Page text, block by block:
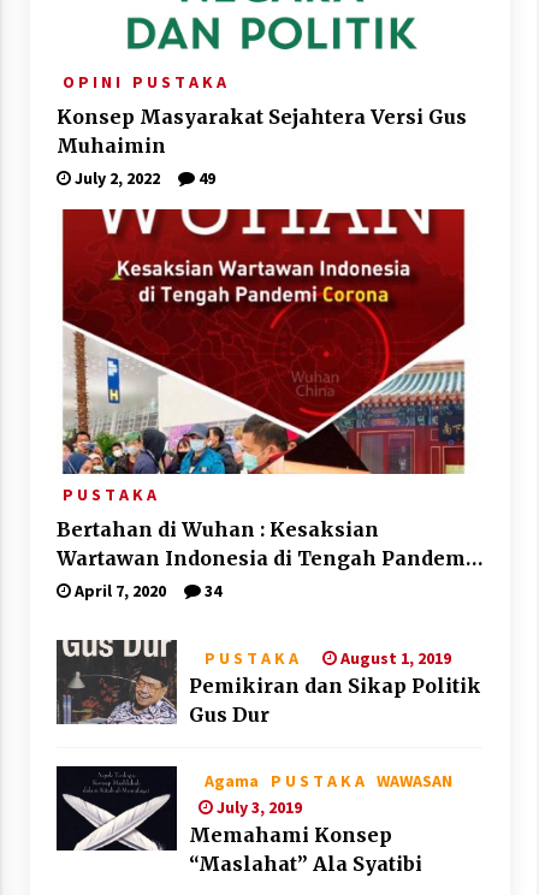
O P I N I P U S T A K A
Konsep Masyarakat Sejahtera Versi Gus
Muhaimin
July 2, 2022 49
P U S T A K A
Bertahan di Wuhan : Kesaksian
Wartawan Indonesia di Tengah Pandemi
Corona
April 7, 2020 34
P U S T A K A August 1, 2019
Pemikiran dan Sikap Politik
Gus Dur
Agama P U S T A K A WAWASAN
July 3, 2019
Memahami Konsep
“Maslahat” Ala Syatibi